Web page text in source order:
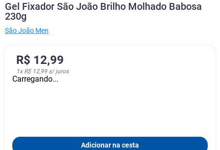
Gel Fixador São João Brilho Molhado Babosa
230g
São João Men
R$ 12,99
1x R$ 12,99s/ juros
Carregando...
Adicionar na cesta